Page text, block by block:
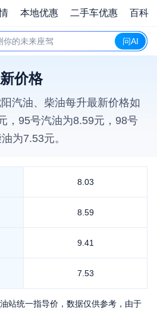
本地优惠 二手车优惠 百科
你的未来座驾 问AI
价格
汽油、柴油每升最新价格如
，95号汽油为8.59元，98号
为7.53元。
8.03
8.59
9.41
7.53
站统一指导价，数据仅供参考，由于